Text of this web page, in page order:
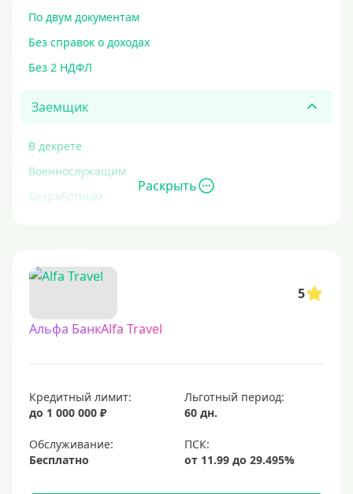
По двум документам
Без справок о доходах
Без 2 НДФЛ
Заемщик
В декрете
Военнослужащим
Безработным
С временной регистрацией
До 75 лет
Молодежные
С 18 лет
С 19 лет
Раскрыть
5
Альфа БанкAlfa Travel
Кредитный лимит:
до 1 000 000 ₽
Льготный период:
60 дн.
Обслуживание:
Бесплатно